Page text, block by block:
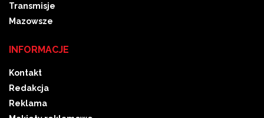
Transmisje
Mazowsze
INFORMACJE
Kontakt
Redakcja
Reklama